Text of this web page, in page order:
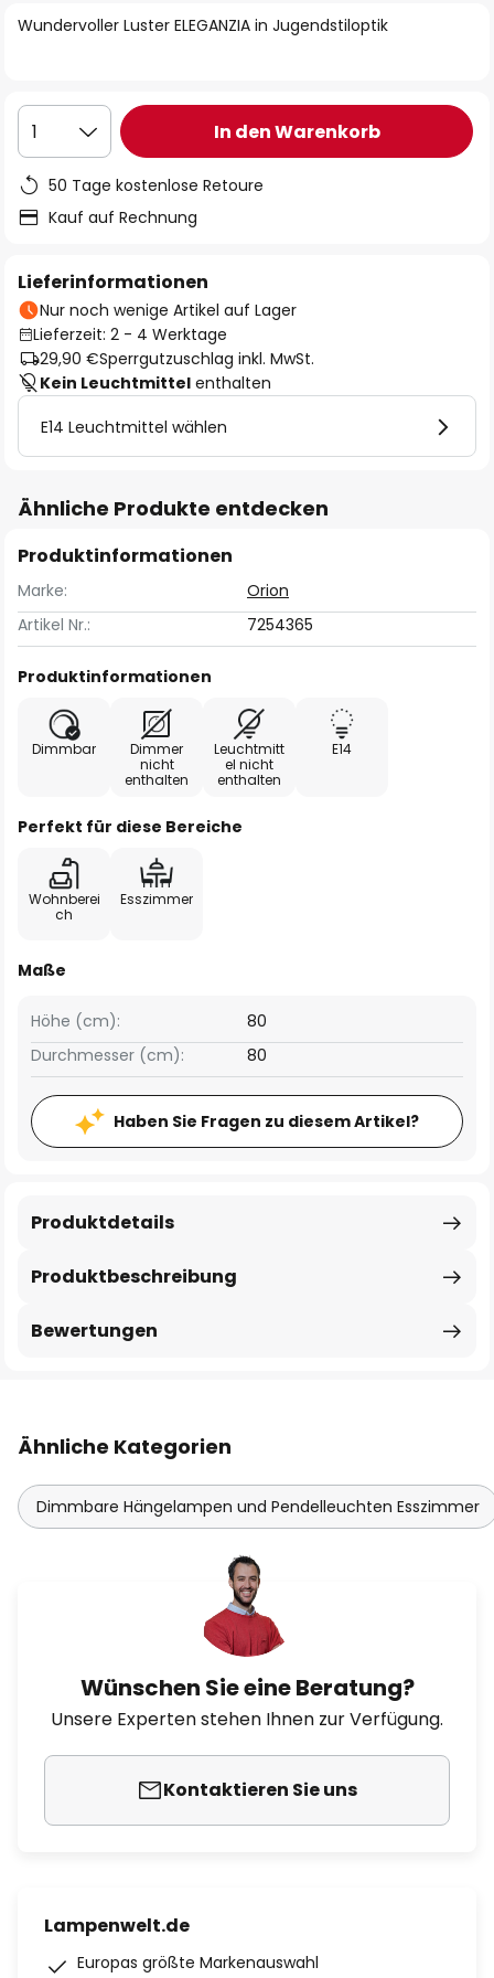
Wundervoller Luster ELEGANZIA in Jugendstiloptik
1 In den Warenkorb
50 Tage kostenlose Retoure
Kauf auf Rechnung
Lieferinformationen
Nur noch wenige Artikel auf Lager
Lieferzeit: 2 - 4 Werktage
29,90 €Sperrgutzuschlag inkl. MwSt.
Kein Leuchtmittel enthalten
E14 Leuchtmittel wählen
Ähnliche Produkte entdecken
Produktinformationen
Marke:
Orion
Artikel Nr.:
7254365
Produktinformationen
Dimmbar
Dimmer
nicht
enthalten
Leuchtmitt
el nicht
enthalten
E14
Perfekt für diese Bereiche
Wohnberei
ch
Esszimmer
Maße
Höhe (cm):
80
Durchmesser (cm):
80
Haben Sie Fragen zu diesem Artikel?
Produktbeschreibung
Produktdetails
Bewertungen
Ähnliche Kategorien
Dimmbare Hängelampen und Pendelleuchten Esszimmer
Wünschen Sie eine Beratung?
Unsere Experten stehen Ihnen zur Verfügung.
Kontaktieren Sie uns
Lampenwelt.de
Europas größte Markenauswahl